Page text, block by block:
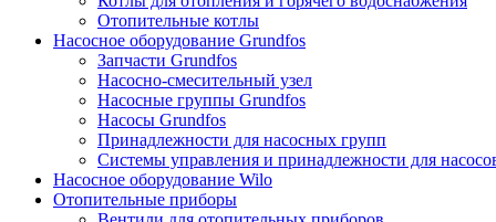
Отопительные котлы
Насосное оборудование Grundfos
Запчасти Grundfos
Насосно-смесительный узел
Насосные группы Grundfos
Насосы Grundfos
Принадлежности для насосных групп
Системы управления и принадлежности для
Насосное оборудование Wilo
Отопительные приборы